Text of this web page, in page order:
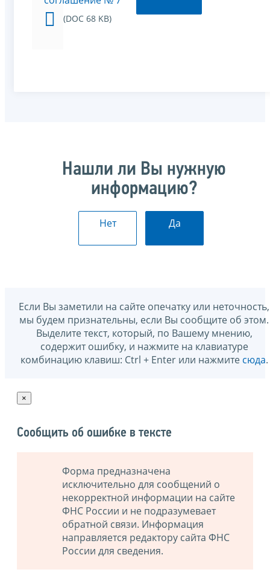
(DOC 68 KB)
Нашли ли Вы нужную
информацию?
Нет Да
Если Вы заметили на сайте опечатку или неточность,
мы будем признательны, если Вы сообщите об этом.
Выделите текст, который, по Вашему мнению,
содержит ошибку, и нажмите на клавиатуре
комбинацию клавиш: Ctrl + Enter или нажмите сюда.
×
Сообщить об ошибке в тексте
Форма предназначена
исключительно для сообщений о
некорректной информации на сайте
ФНС России и не подразумевает
обратной связи. Информация
направляется редактору сайта ФНС
России для сведения.